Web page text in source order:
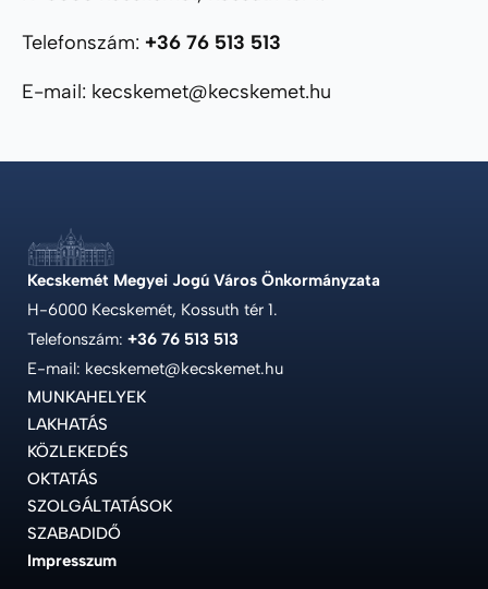
Telefonszám: +36 76 513 513
E-mail: kecskemet@kecskemet.hu
Kecskemét Megyei Jogú Város Önkormányzata
H-6000 Kecskemét, Kossuth tér 1.
Telefonszám: +36 76 513 513
E-mail: kecskemet@kecskemet.hu
MUNKAHELYEK
LAKHATÁS
KÖZLEKEDÉS
OKTATÁS
SZOLGÁLTATÁSOK
SZABADIDŐ
Impresszum